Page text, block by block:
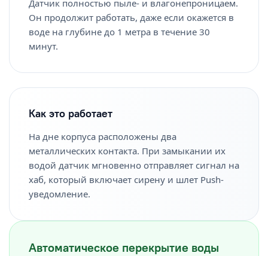
Датчик полностью пыле- и влагонепроницаем.
Он продолжит работать, даже если окажется в
воде на глубине до 1 метра в течение 30
минут.
Как это работает
На дне корпуса расположены два
металлических контакта. При замыкании их
водой датчик мгновенно отправляет сигнал на
хаб, который включает сирену и шлет Push-
уведомление.
Автоматическое перекрытие воды